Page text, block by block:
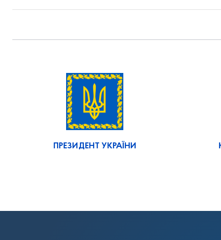
ПРЕЗИДЕНТ УКРАЇНИ